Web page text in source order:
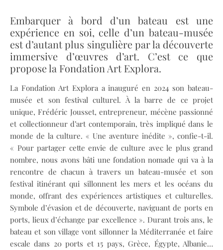
Embarquer à bord d’un bateau est une
expérience en soi, celle d’un bateau-musée
est d’autant plus singulière par la découverte
immersive d’œuvres d’art. C’est ce que
propose la Fondation Art Explora.
La Fondation Art Explora a inauguré en 2024 son bateau-
musée et son festival culturel. À la barre de ce projet
unique, Frédéric Jousset, entrepreneur, mécène passionné
et collectionneur d’art contemporain, très impliqué dans le
monde de la culture. « Une aventure inédite », confie-t-il.
« Pour partager cette envie de culture avec le plus grand
nombre, nous avons bâti une fondation nomade qui va à la
rencontre de chacun à travers un bateau-musée et son
festival itinérant qui sillonnent les mers et les océans du
monde, offrant des expériences artistiques et culturelles.
Symbole d’évasion et de découverte, naviguant de ports en
ports, lieux d’échange par excellence ». Durant trois ans, le
bateau et son village vont sillonner la Méditerranée et faire
escale dans 20 ports et 15 pays, Grèce, Égypte, Albanie…